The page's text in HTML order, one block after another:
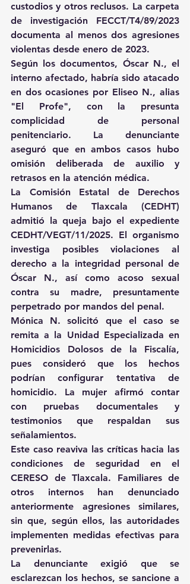
custodios y otros reclusos. La carpeta
de investigación FECCT/T4/89/2023
documenta al menos dos agresiones
violentas desde enero de 2023.
Según los documentos, Óscar N., el
interno afectado, habría sido atacado
en dos ocasiones por Eliseo N., alias
"El Profe", con la presunta
complicidad de personal
penitenciario. La denunciante
aseguró que en ambos casos hubo
omisión deliberada de auxilio y
retrasos en la atención médica.
La Comisión Estatal de Derechos
Humanos de Tlaxcala (CEDHT)
admitió la queja bajo el expediente
CEDHT/VEGT/11/2025. El organismo
investiga posibles violaciones al
derecho a la integridad personal de
Óscar N., así como acoso sexual
contra su madre, presuntamente
perpetrado por mandos del penal.
Mónica N. solicitó que el caso se
remita a la Unidad Especializada en
Homicidios Dolosos de la Fiscalía,
pues consideró que los hechos
podrían configurar tentativa de
homicidio. La mujer afirmó contar
con pruebas documentales y
testimonios que respaldan sus
señalamientos.
Este caso reaviva las críticas hacia las
condiciones de seguridad en el
CERESO de Tlaxcala. Familiares de
otros internos han denunciado
anteriormente agresiones similares,
sin que, según ellos, las autoridades
implementen medidas efectivas para
prevenirlas.
La denunciante exigió que se
esclarezcan los hechos, se sancione a